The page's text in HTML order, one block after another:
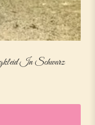
In Schwarz